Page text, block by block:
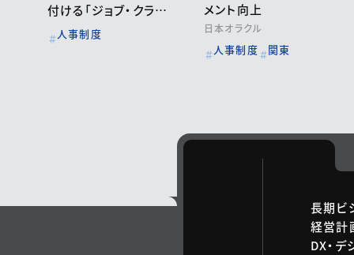
付ける「ジョブ・クラフ
ティング」
人事制度
メント向上
日本オラクル
人事制度 関東
長期ビ
経営計
DX・デ